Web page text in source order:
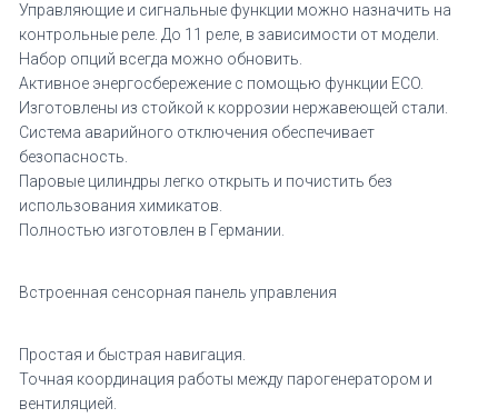
Управляющие и сигнальные функции можно назначить на
контрольные реле. До 11 реле, в зависимости от модели.
Набор опций всегда можно обновить.
Активное энергосбережение с помощью функции ECO.
Изготовлены из стойкой к коррозии нержавеющей стали.
Система аварийного отключения обеспечивает
безопасность.
Паровые цилиндры легко открыть и почистить без
использования химикатов.
Полностью изготовлен в Германии.
Встроенная сенсорная панель управления
Простая и быстрая навигация.
Точная координация работы между парогенератором и
вентиляцией.